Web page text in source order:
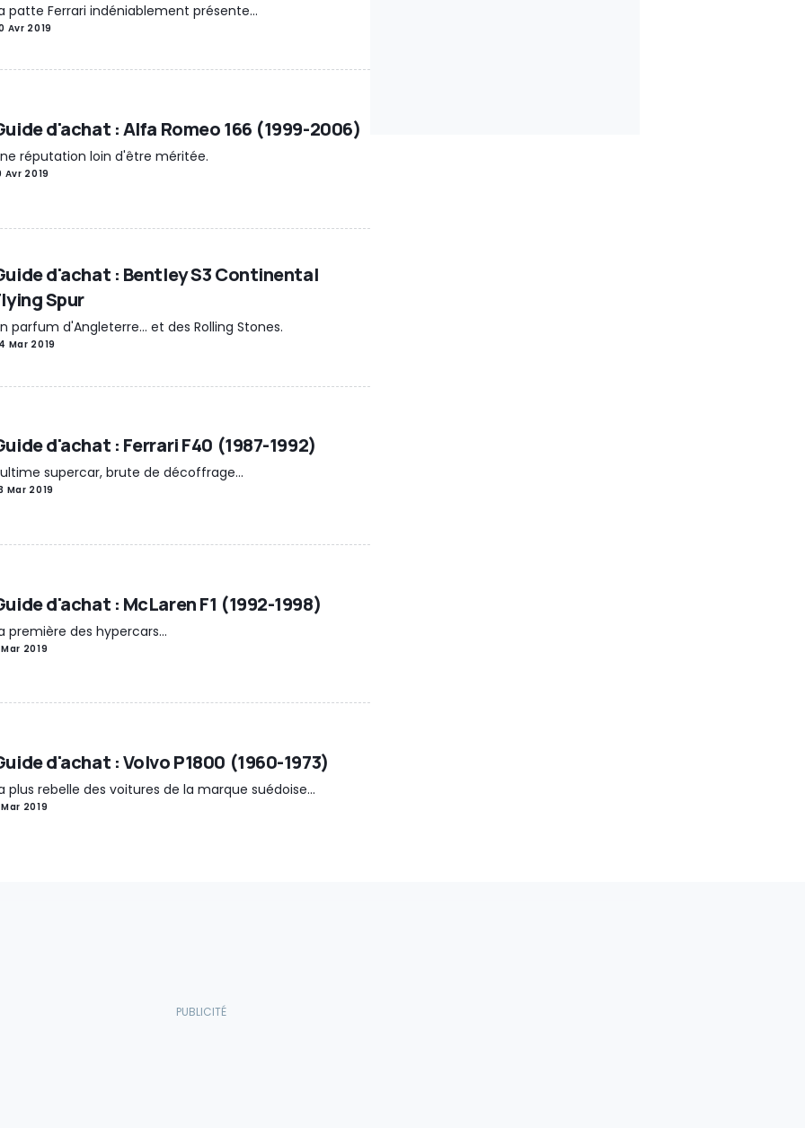
patte Ferrari indéniablement présente...
Avr 2019
d'achat : Alfa Romeo 166 (1999-2006)
réputation loin d'être méritée.
Avr 2019
d'achat : Bentley S3 Continental
Spur
parfum d'Angleterre... et des Rolling Stones.
Mar 2019
d'achat : Ferrari F40 (1987-1992)
supercar, brute de décoffrage...
Mar 2019
d'achat : McLaren F1 (1992-1998)
première des hypercars...
2019
d'achat : Volvo P1800 (1960-1973)
plus rebelle des voitures de la marque suédoise...
2019